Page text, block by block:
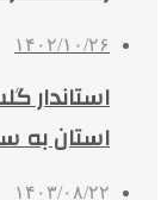
۱۴۰۲/۱۰/۲۶
استاندار
استان به
۱۴۰۳/۰۸/۲۲